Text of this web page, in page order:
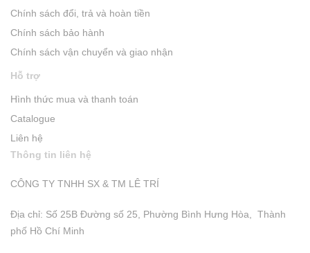
Chính sách đổi, trả và hoàn tiền
Chính sách bảo hành
Chính sách vận chuyển và giao nhận
Hỗ trợ
Hình thức mua và thanh toán
Catalogue
Liên hệ
Thông tin liên hệ
CÔNG TY TNHH SX & TM LÊ TRÍ
Địa chỉ: Số 25B Đường số 25, Phường Bình Hưng Hòa, Thành
phố Hồ Chí Minh